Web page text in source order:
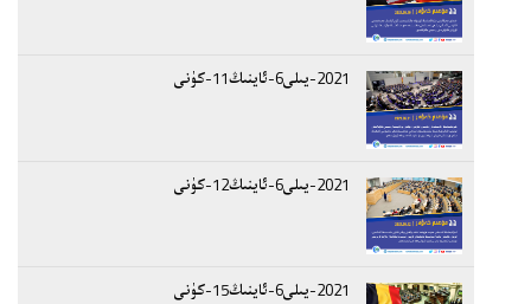
2021-يىلى6-ئاينىڭ11-كۈنى
2021-يىلى6-ئاينىڭ12-كۈنى
2021-يىلى6-ئاينىڭ15-كۈنى